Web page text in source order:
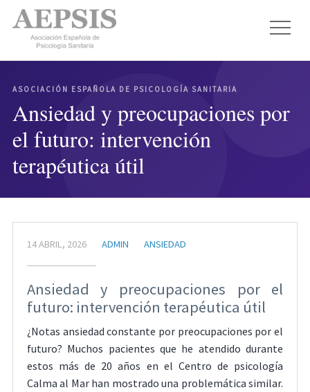
ASOCIACIÓN ESPAÑOLA DE PSICOLOGÍA SANITARIA
Ansiedad y preocupaciones por
el futuro: intervención
terapéutica útil
14 ABRIL, 2026 ADMIN ANSIEDAD
Ansiedad y preocupaciones por el
futuro: intervención terapéutica útil
¿Notas ansiedad constante por preocupaciones por el
futuro? Muchos pacientes que he atendido durante
estos más de 20 años en el Centro de psicología
Calma al Mar han mostrado una problemática similar.